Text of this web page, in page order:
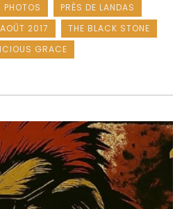
PHOTOS
PRÈS DE LANDAS
2017
THE BLACK STONE
GRACE